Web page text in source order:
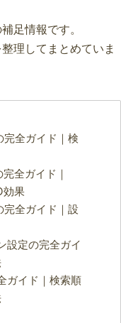
足情報です。
理してまとめていま
全ガイド｜検
全ガイド｜
効果
全ガイド｜設
設定の完全ガイ
ガイド｜検索順